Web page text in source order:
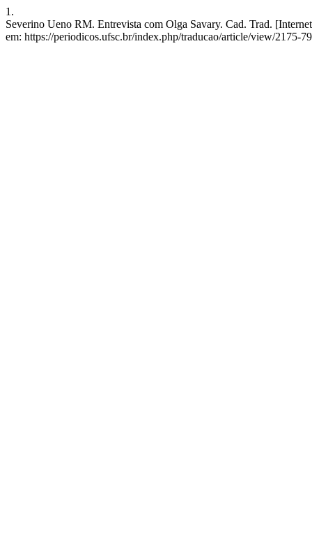
1.
Severino Ueno RM. Entrevista com Olga Savary. Cad. Trad.
em: https://periodicos.ufsc.br/index.php/traducao/article/view/2175-